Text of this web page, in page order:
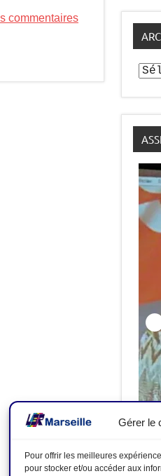
Gérer le
Pour offrir les meilleures
pour stocker et/ou accéder aux
commentaires
le 7 février 2026